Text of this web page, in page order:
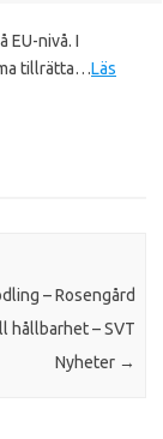
EU-nivå. I
tillrätta…Läs
– Rosengård
hållbarhet – SVT
Nyheter →